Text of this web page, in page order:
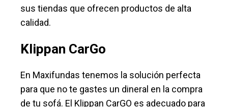
sus tiendas que ofrecen productos de alta
calidad.
Klippan CarGo
En Maxifundas tenemos la solución perfecta
para que no te gastes un dineral en la compra
de tu sofá. El Klippan CarGO es adecuado para